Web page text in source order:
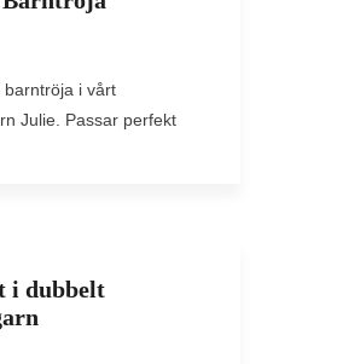
barntröja i vårt
Julie. Passar perfekt
i dubbelt